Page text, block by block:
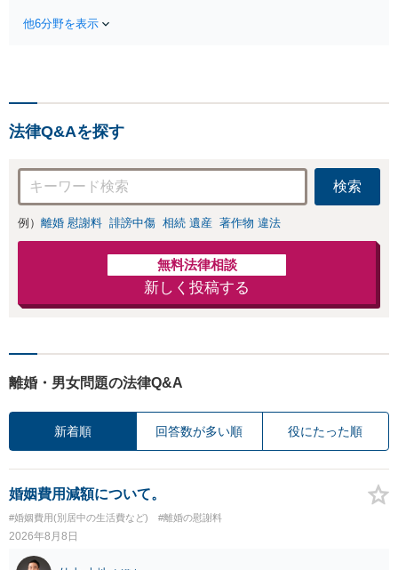
応します！即日対応可能。
他6分野を表示
法律Q&Aを探す
検索
例） 離婚 慰謝料 誹謗中傷 相続 遺産 著作物 違法
無料法律相談
新しく投稿する
離婚・男女問題の法律Q&A
新着順 回答数が多い順 役にたった順
婚姻費用減額について。
#婚姻費用(別居中の生活費など) #離婚の慰謝料
2026年8月8日